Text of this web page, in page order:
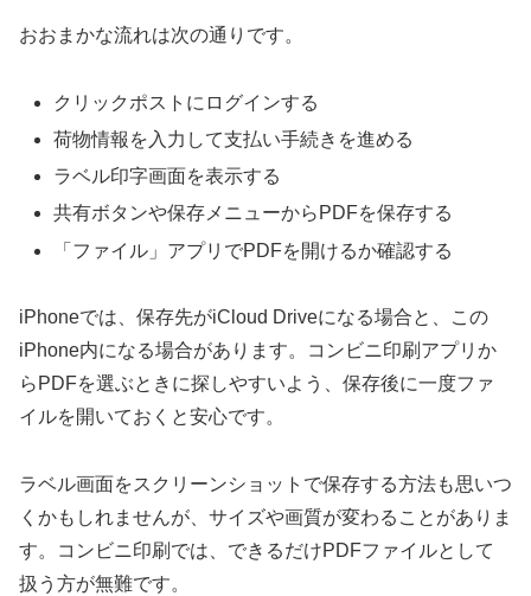
おおまかな流れは次の通りです。
クリックポストにログインする
荷物情報を入力して支払い手続きを進める
ラベル印字画面を表示する
共有ボタンや保存メニューからPDFを保存する
「ファイル」アプリでPDFを開けるか確認する
iPhoneでは、保存先がiCloud Driveになる場合と、この
iPhone内になる場合があります。コンビニ印刷アプリか
らPDFを選ぶときに探しやすいよう、保存後に一度ファ
イルを開いておくと安心です。
ラベル画面をスクリーンショットで保存する方法も思いつ
くかもしれませんが、サイズや画質が変わることがありま
す。コンビニ印刷では、できるだけPDFファイルとして
扱う方が無難です。